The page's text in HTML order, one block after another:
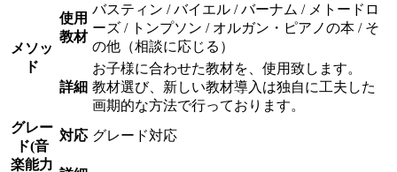
メソッ
ド
使用
教材
バスティン / バイエル / バーナム / メトードロ
ーズ / トンプソン / オルガン・ピアノの本 / そ
の他（相談に応じる）
詳細
お子様に合わせた教材を、使用致します。
教材選び、新しい教材導入は独自に工夫した
画期的な方法で行っております。
グレー
ド(音
楽能力
対応 グレード対応